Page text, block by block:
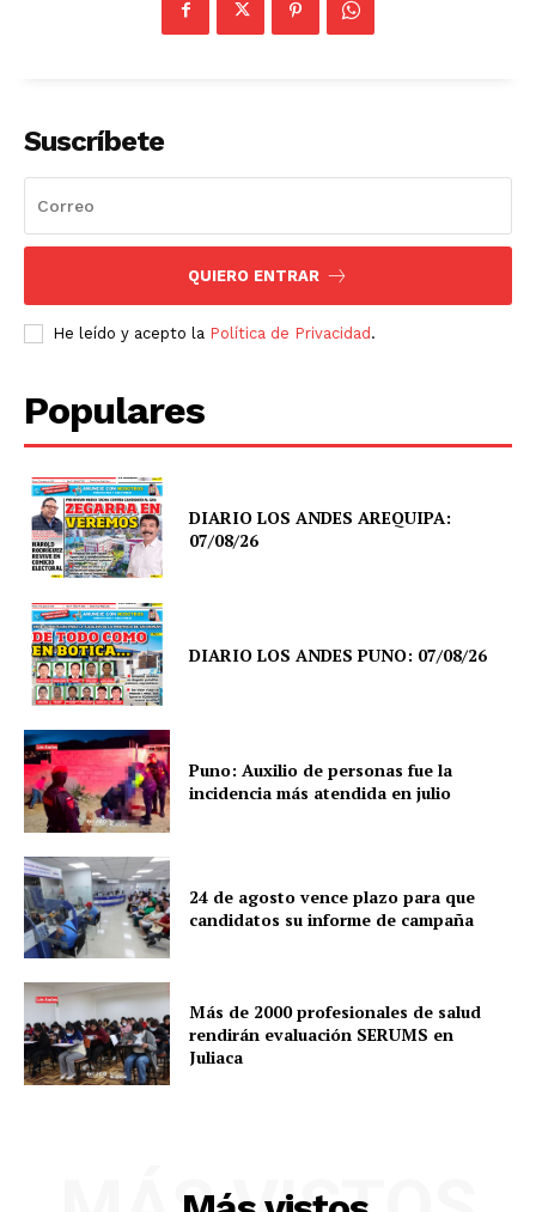
Suscríbete
QUIERO ENTRAR
He leído y acepto la Política de Privacidad.
Populares
DIARIO LOS ANDES AREQUIPA:
07/08/26
DIARIO LOS ANDES PUNO: 07/08/26
Puno: Auxilio de personas fue la
incidencia más atendida en julio
24 de agosto vence plazo para que
candidatos su informe de campaña
Más de 2000 profesionales de salud
rendirán evaluación SERUMS en
Juliaca